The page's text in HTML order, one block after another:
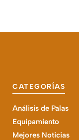
CATEGORÍAS
Análisis de Palas
Equipamiento
Mejores Noticias